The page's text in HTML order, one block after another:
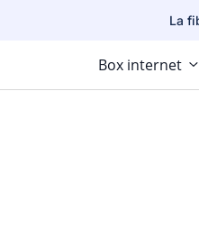
La
Box internet